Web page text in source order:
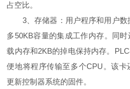
占空比。
3、存储器：用户程序和用户数
多50KB容量的集成工作内存。同
载内存和2KB的掉电保持内存。
便地将程序传输至多个CPU。该
更新控制器系统的固件。